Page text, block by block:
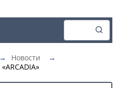
→ Новости
→